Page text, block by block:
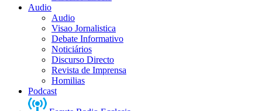
Audio
Audio
Visao Jornalistica
Debate Informativo
Noticiários
Discurso Directo
Revista de Imprensa
Homilias
Podcast